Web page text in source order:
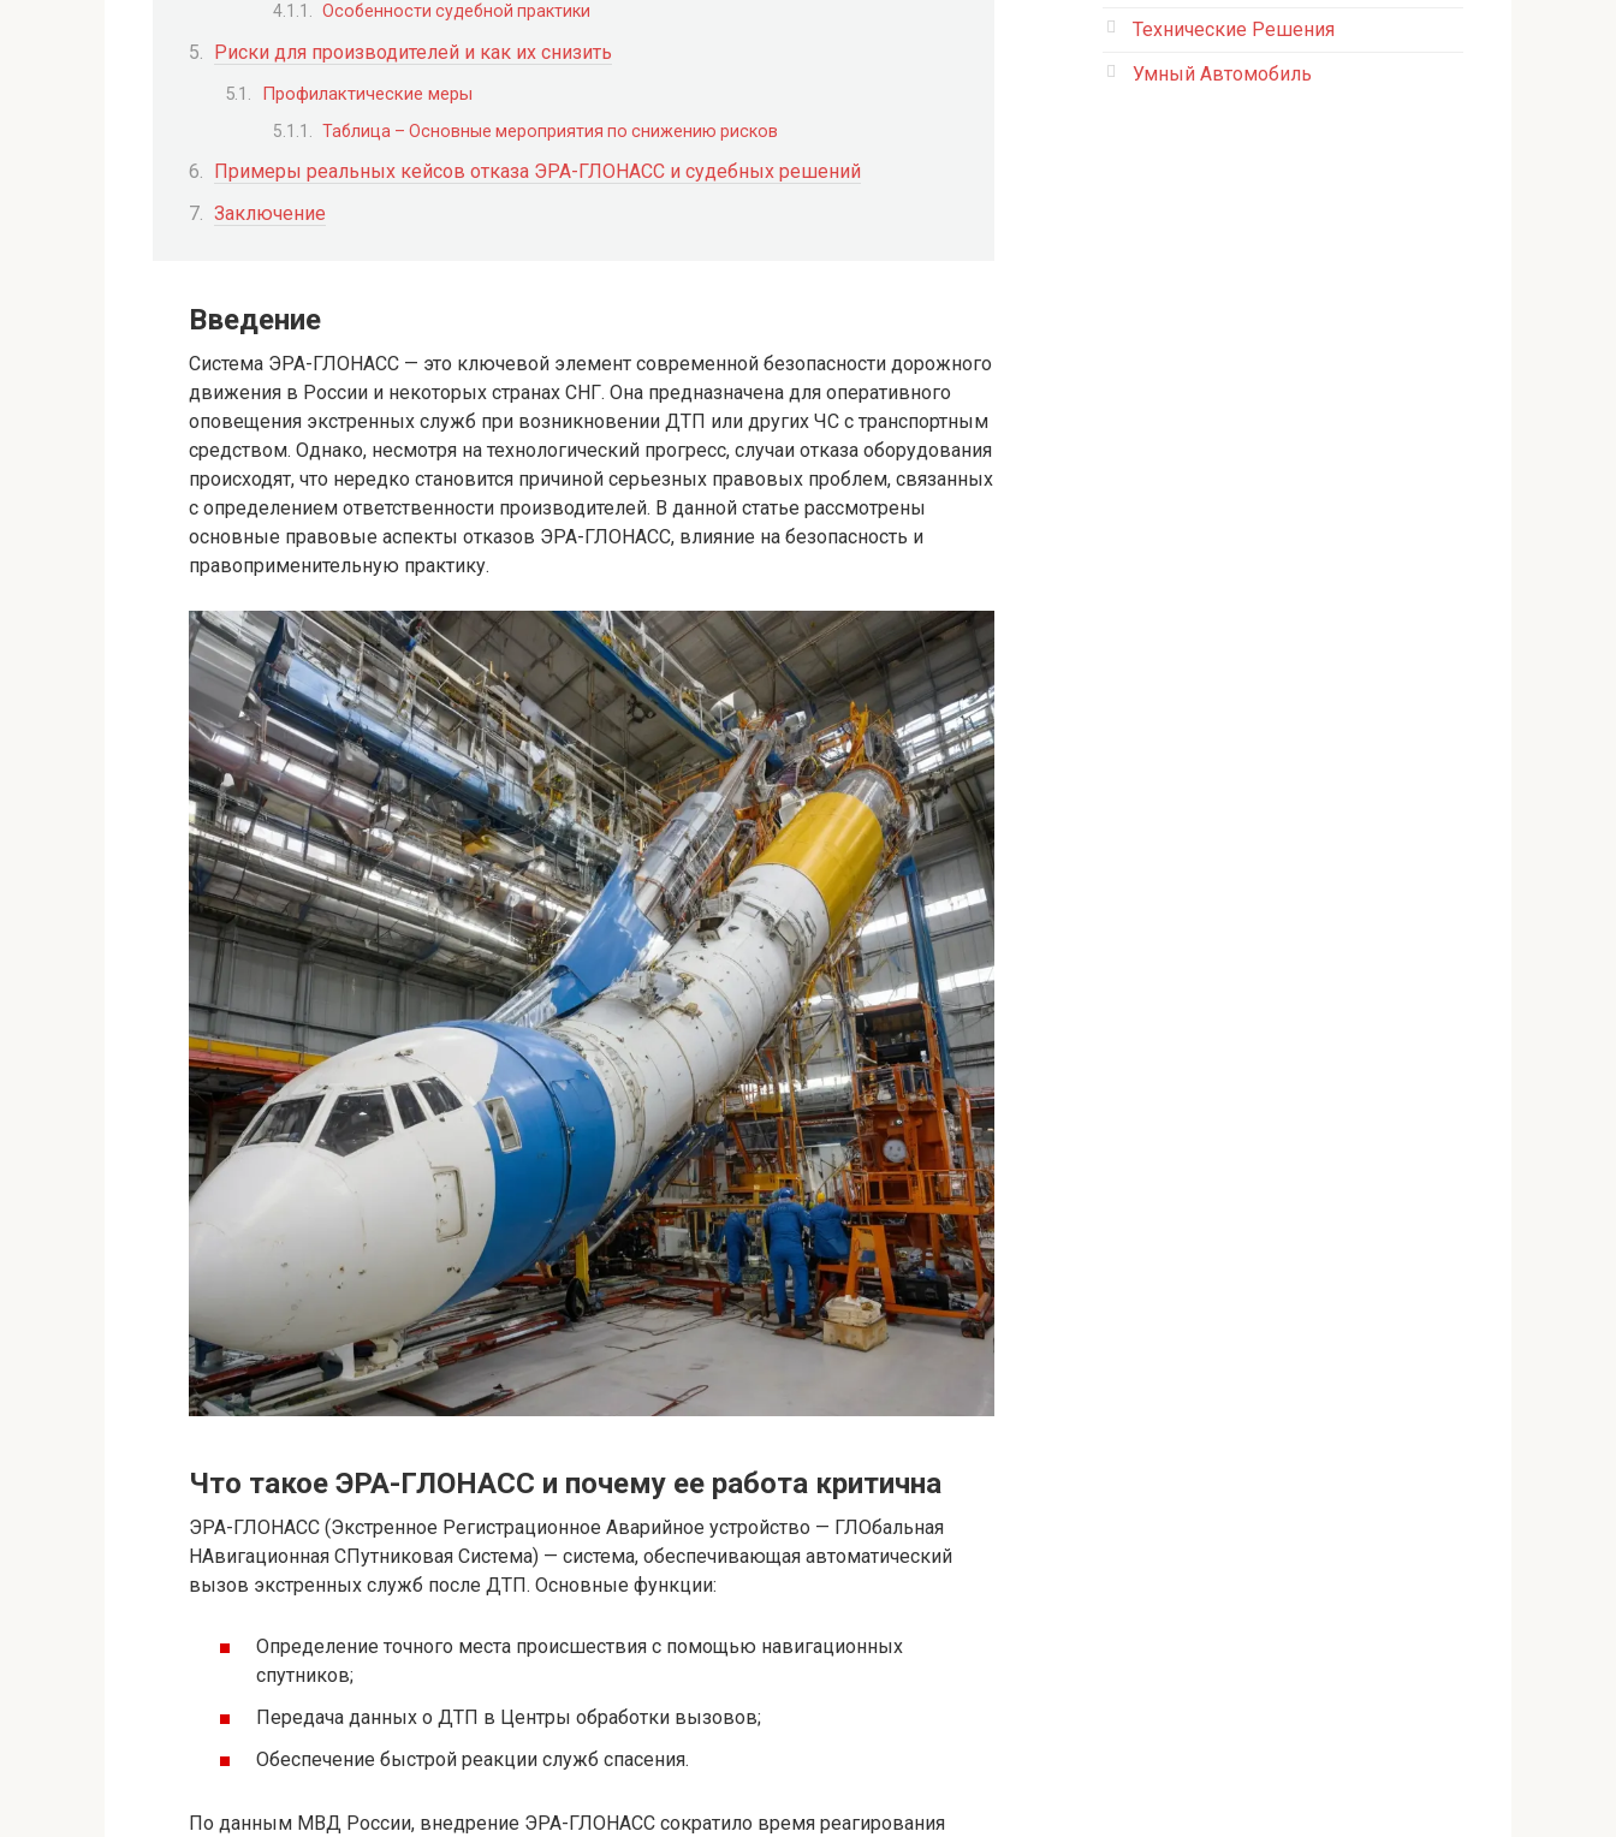
Особенности судебной практики
Риски для производителей и как их снизить
Профилактические меры
Таблица – Основные мероприятия по снижению рисков
Примеры реальных кейсов отказа ЭРА-ГЛОНАСС и судебных решений
Заключение
Введение
Система ЭРА-ГЛОНАСС — это ключевой элемент современной безопасности дорожного
движения в России и некоторых странах СНГ. Она предназначена для оперативного
оповещения экстренных служб при возникновении ДТП или других ЧС с транспортным
средством. Однако, несмотря на технологический прогресс, случаи отказа оборудования
происходят, что нередко становится причиной серьезных правовых проблем, связанных
с определением ответственности производителей. В данной статье рассмотрены
основные правовые аспекты отказов ЭРА-ГЛОНАСС, влияние на безопасность и
правоприменительную практику.
Что такое ЭРА-ГЛОНАСС и почему ее работа критична
ЭРА-ГЛОНАСС (Экстренное Регистрационное Аварийное устройство — ГЛОбальная
НАвигационная СПутниковая Система) — система, обеспечивающая автоматический
вызов экстренных служб после ДТП. Основные функции:
Определение точного места происшествия с помощью навигационных
спутников;
Передача данных о ДТП в Центры обработки вызовов;
Обеспечение быстрой реакции служб спасения.
По данным МВД России, внедрение ЭРА-ГЛОНАСС сократило время реагирования
Технические Решения
Умный Автомобиль